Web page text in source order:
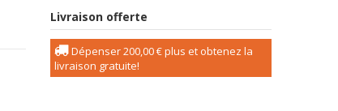
Livraison offerte
Dépenser200,00 €plus et obtenez la
livraison gratuite!